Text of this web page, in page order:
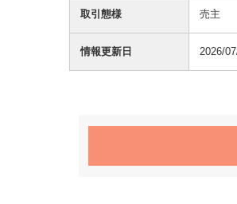
取引態様 売主
情報更新日 2026/